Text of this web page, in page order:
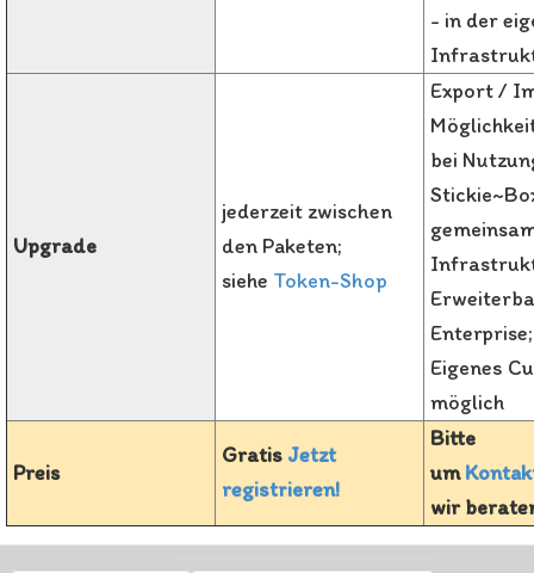
Preis
Gratis Jetzt
registrieren!
Bitte
um
wir
- in der
Upgrade
jederzeit zwischen
den Paketen;
siehe Token-Shop
Export /
bei
Enterprise;
Eigenes
möglich